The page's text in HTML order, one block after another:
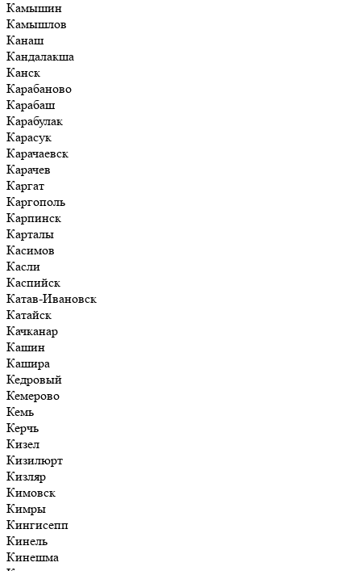
Камышин
Камышлов
Канаш
Кандалакша
Канск
Карабаново
Карабаш
Карабулак
Карасук
Карачаевск
Карачев
Каргат
Каргополь
Карпинск
Карталы
Касимов
Касли
Каспийск
Катав-Ивановск
Катайск
Качканар
Кашин
Кашира
Кедровый
Кемерово
Кемь
Керчь
Кизел
Кизилюрт
Кизляр
Кимовск
Кимры
Кингисепп
Кинель
Кинешма